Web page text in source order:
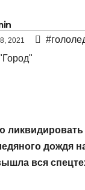
2021
ликвидировать
дождя
вся